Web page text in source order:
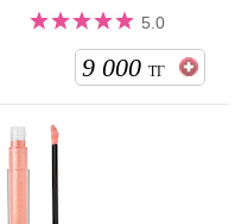
5.0
9 000 ТГ